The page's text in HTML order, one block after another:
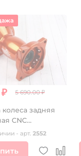
5 690.00 ₽
задняя
CNC
- арт. 2552